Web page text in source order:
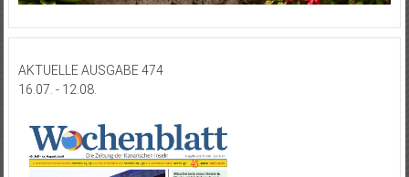
AKTUELLE AUSGABE 474
16.07. - 12.08.